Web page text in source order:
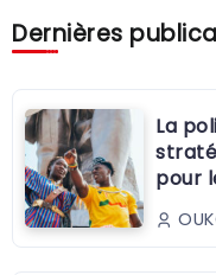
Dernières
La
pour